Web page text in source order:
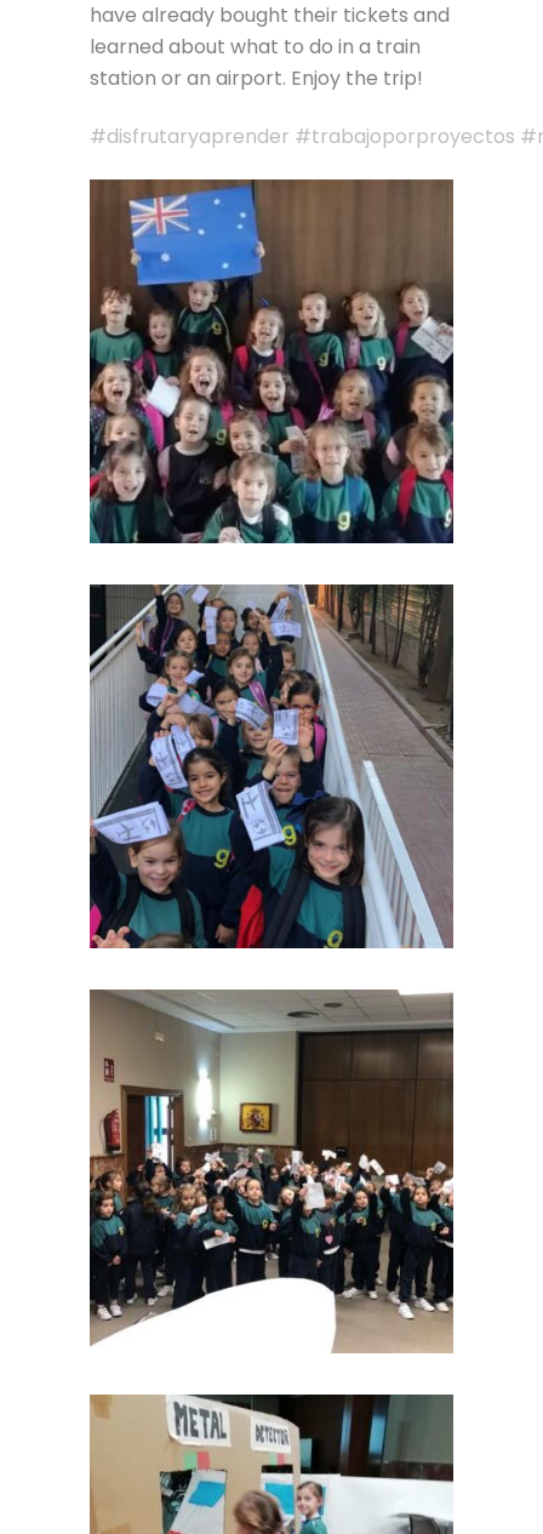
have already bought their tickets and
learned about what to do in a train
station or an airport. Enjoy the trip!
#disfrutaryaprender #trabajoporproyectos #